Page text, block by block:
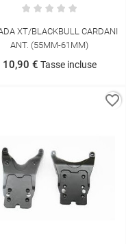
XT/BLACKBULL CARDANI
ANT. (55MM-61MM)
10,90 € Tasse incluse
favorite_border